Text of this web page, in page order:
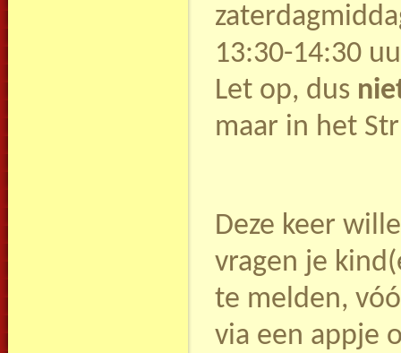
13:30-14:30
Let op, dus
maar in het
Deze keer
vragen je
te melden,
via een appje